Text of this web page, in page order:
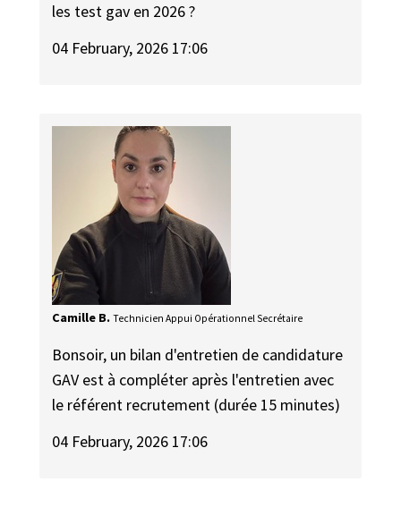
les test gav en 2026 ?
04 February, 2026 17:06
Camille B. Technicien Appui Opérationnel Secrétaire
Bonsoir, un bilan d'entretien de candidature
GAV est à compléter après l'entretien avec
le référent recrutement (durée 15 minutes)
04 February, 2026 17:06